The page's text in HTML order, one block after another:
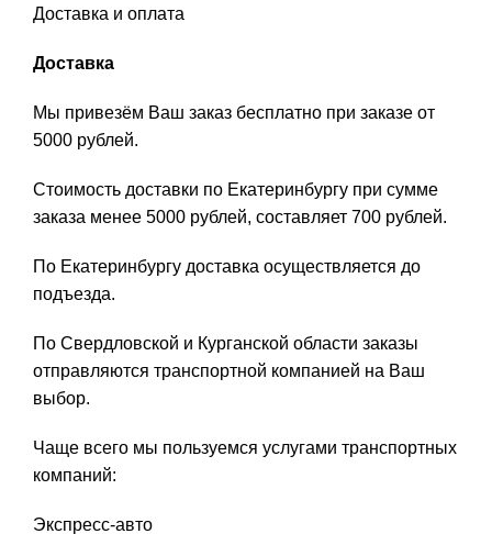
Доставка и оплата
Доставка
Мы привезём Ваш заказ бесплатно при заказе от
5000 рублей.
Стоимость доставки по Екатеринбургу при сумме
заказа менее 5000 рублей, составляет 700 рублей.
По Екатеринбургу доставка осуществляется до
подъезда.
По Свердловской и Курганской области заказы
отправляются транспортной компанией на Ваш
выбор.
Чаще всего мы пользуемся услугами транспортных
компаний:
Экспресс-авто